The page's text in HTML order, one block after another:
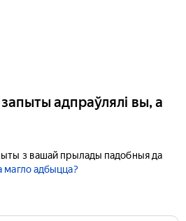
адпраўлялі вы, а
з вашай прылады падобныя да
магло адбыцца?